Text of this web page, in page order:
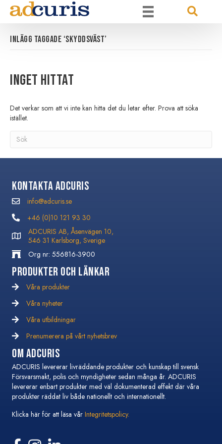
Inlägg taggade ‘SKYDDSVÄST’
Inget hittat
Det verkar som att vi inte kan hitta det du letar efter. Prova att söka
istället.
Kontakta Adcuris
info@adcuris.se
info@adcuris.se
+46 (0)10 121 93 30
+46 (0)10 121 93 30
ADCURIS AB, Åsenvägen 10,
546 31 Karlsborg, Sverige
Org nr: 556816-3900
Produkter och Länkar
Våra produkter
Våra nyheter
Våra nyheter
Våra utbildningar
Våra utbildningar
Prenumerera på vårt nyhetsbrev
Prenumerera på vårt nyhetsbrev
Om Adcuris
ADCURIS levererar livräddande produkter och kunskap till svensk
Försvarsmakt, polis och myndigheter sedan många år. ADCURIS
levererar enbart produkter med väl dokumenterad effekt där våra
produkter räddat liv både nationellt och internationellt.
Klicka här för att läsa vår Integritetspolicy.